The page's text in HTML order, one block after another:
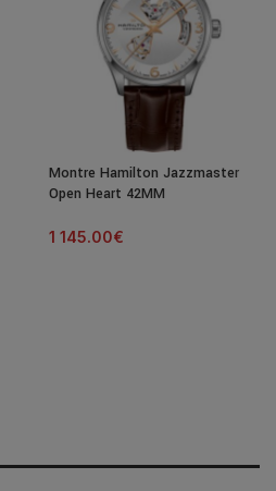
Montre Hamilton Jazzmaster
Open Heart 42MM
1 145.00€